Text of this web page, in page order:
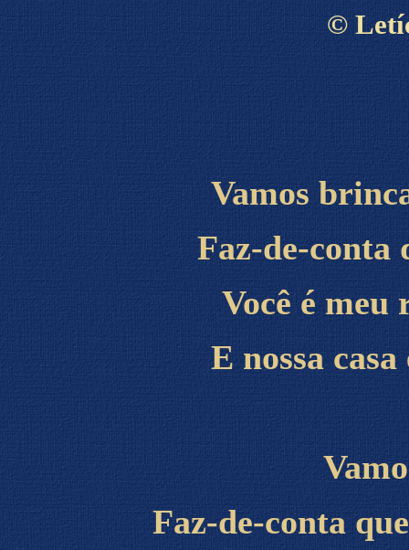
©
Vamos
Faz-de-conta
Você é meu
E nossa
Faz-de-conta